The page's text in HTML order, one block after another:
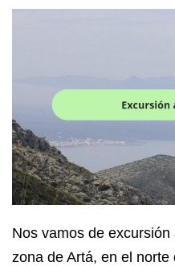
Nos vamos de
zona de Artá, en el norte